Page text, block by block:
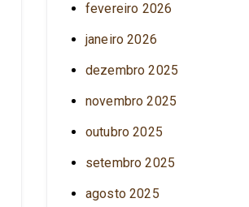
fevereiro 2026
janeiro 2026
dezembro 2025
novembro 2025
outubro 2025
setembro 2025
agosto 2025